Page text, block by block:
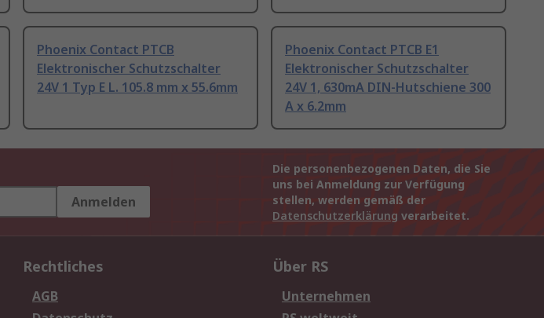
Phoenix Contact PTCB
Elektronischer Schutzschalter
24V 1 Typ E L. 105.8 mm x 55.6mm
Phoenix Contact PTCB E1
Elektronischer Schutzschalter
24V 1, 630mA DIN-Hutschiene 300
A x 6.2mm
Anmelden
Die personenbezogenen Daten, die Sie
uns bei Anmeldung zur Verfügung
stellen, werden gemäß der
Datenschutzerklärung verarbeitet.
Rechtliches
AGB
Über RS
Unternehmen